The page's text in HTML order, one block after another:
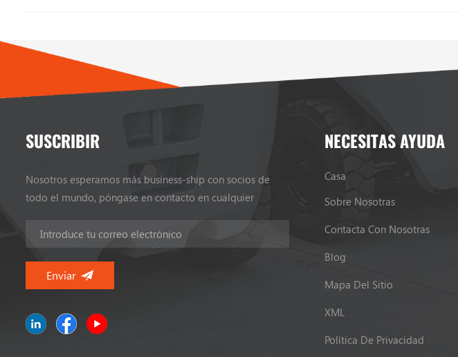
SUSCRIBIR
Nosotros esperamos más business-ship con socios de
todo el mundo, póngase en contacto en cualquier
NECESITAS AYUDA
Casa
Sobre Nosotras
Contacta Con Nosotras
Blog
Mapa Del Sitio
XML
Política De Privacidad